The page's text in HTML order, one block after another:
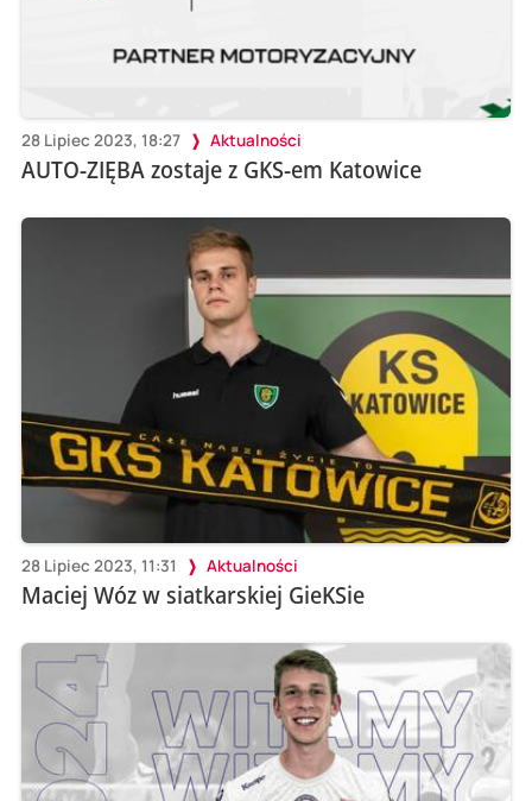
28 Lipiec 2023, 18:27 Aktualności
AUTO-ZIĘBA zostaje z GKS-em Katowice
28 Lipiec 2023, 11:31 Aktualności
Maciej Wóz w siatkarskiej GieKSie